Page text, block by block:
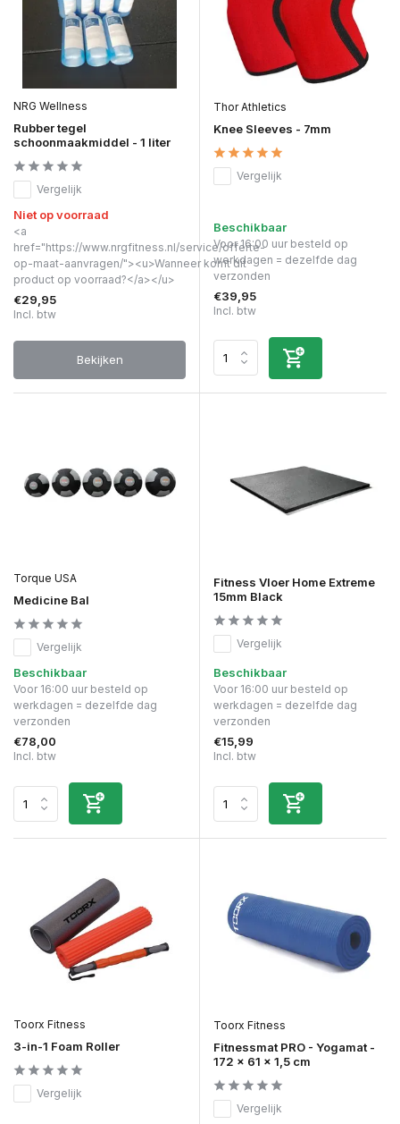
NRG Wellness
Rubber tegel
schoonmaakmiddel - 1 liter
Vergelijk
Niet op voorraad
<a
href="https://www.nrgfitness.nl/service/offerte-
op-maat-aanvragen/"><u>Wanneer komt dit
product op voorraad?</a></u>
€29,95
Incl. btw
Bekijken
Thor Athletics
Knee Sleeves - 7mm
Vergelijk
Beschikbaar
Voor 16:00 uur besteld op
werkdagen = dezelfde dag
verzonden
€39,95
Incl. btw
Torque USA
Medicine Bal
Vergelijk
Beschikbaar
Voor 16:00 uur besteld op
werkdagen = dezelfde dag
verzonden
€78,00
Incl. btw
Fitness Vloer Home Extreme
15mm Black
Vergelijk
Beschikbaar
Voor 16:00 uur besteld op
werkdagen = dezelfde dag
verzonden
€15,99
Incl. btw
Toorx Fitness
3-in-1 Foam Roller
Vergelijk
Toorx Fitness
Fitnessmat PRO - Yogamat -
172 x 61 x 1,5 cm
Vergelijk